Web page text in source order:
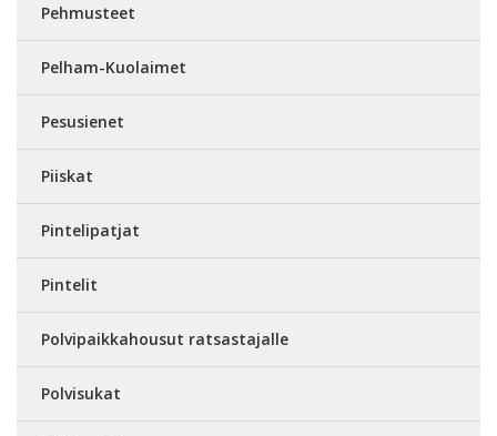
Pehmusteet
Pelham-Kuolaimet
Pesusienet
Piiskat
Pintelipatjat
Pintelit
Polvipaikkahousut ratsastajalle
Polvisukat